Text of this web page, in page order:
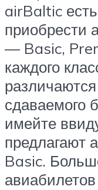
airBaltic
приобрести
— Basic,
каждого
сдаваемого
имейте
предлагают
Basic.